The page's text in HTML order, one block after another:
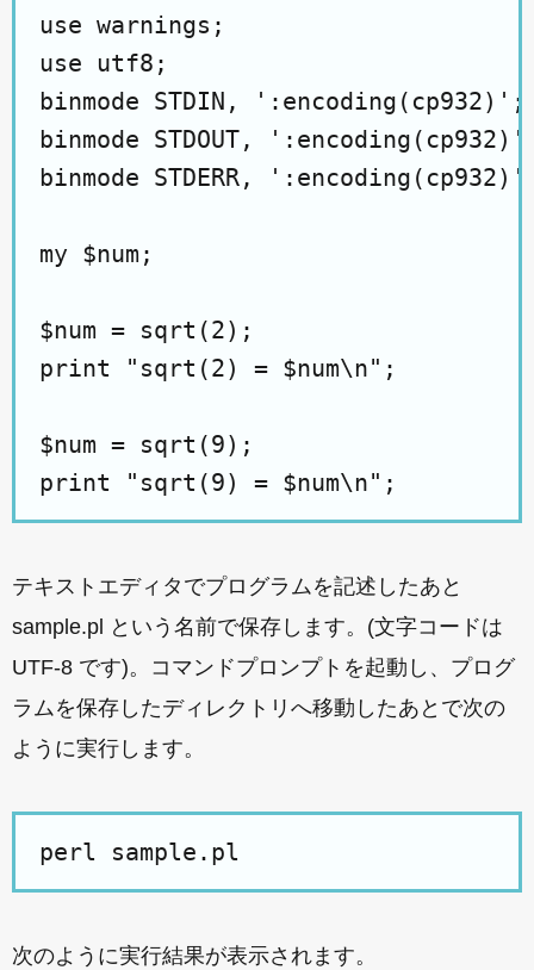
use warnings;
use utf8;
binmode STDIN, ':encoding(cp932)';
binmode STDOUT,
binmode STDERR,
my $num;
$num = sqrt(2);
print "sqrt(2) = $num\n";
$num = sqrt(9);
テキストエディタでプログラムを記述したあと
sample.pl という名前で保存します。(文字コードは
UTF-8 です)。コマンドプロンプトを起動し、プログ
ラムを保存したディレクトリへ移動したあとで次の
ように実行します。
次のように実行結果が表示されます。